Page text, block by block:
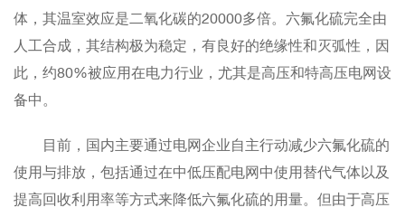
体，其温室效应是二氧化碳的20000多倍。六氟化硫完全由
人工合成，其结构极为稳定，有良好的绝缘性和灭弧性，因
此，约80%被应用在电力行业，尤其是高压和特高压电网设
备中。
目前，国内主要通过电网企业自主行动减少六氟化硫的
使用与排放，包括通过在中低压配电网中使用替代气体以及
提高回收利用率等方式来降低六氟化硫的用量。但由于高压